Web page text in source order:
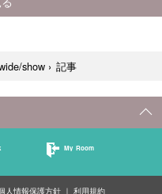
show › 記事
My Room
人情報保護方針 利用規約